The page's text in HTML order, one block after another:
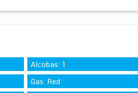
Alcobas: 1
Gas: Red